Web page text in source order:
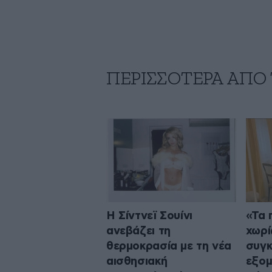
ΠΕΡΙΣΣΟΤΕΡΑ ΑΠΟ
Η Σίντνεϊ Σουίνι
ανεβάζει τη
θερμοκρασία με τη νέα
αισθησιακή
«Τα